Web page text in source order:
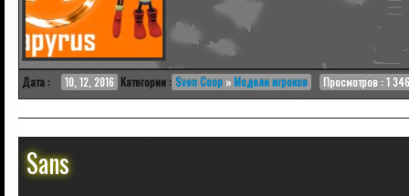
Дата : 10, 12, 2016 Категории : Sven Coop »Модели игроков Просмотров : 1 346
Sans